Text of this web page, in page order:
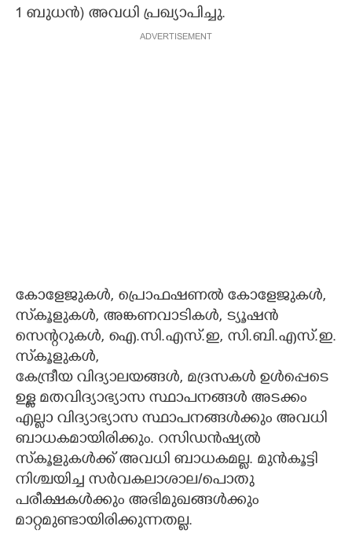
1 ബുധൻ) അവധി പ്രഖ്യാപിച്ചു.
ADVERTISEMENT
കോളേജുകൾ, പ്രൊഫഷണൽ കോളേജുകൾ,
സ്‌കൂളുകൾ, അങ്കണവാടികൾ, ട്യൂഷൻ
സെന്ററുകൾ, ഐ.സി.എസ്.ഇ, സി.ബി.എസ്.ഇ.
സ്‌കൂളുകൾ,
കേന്ദ്രീയ വിദ്യാലയങ്ങൾ, മദ്രസകൾ ഉൾപ്പെടെ
ഉള്ള മതവിദ്യാഭ്യാസ സ്ഥാപനങ്ങൾ അടക്കം
എല്ലാ വിദ്യാഭ്യാസ സ്ഥാപനങ്ങൾക്കും അവധി
ബാധകമായിരിക്കും. റസിഡൻഷ്യൽ
സ്‌കൂളുകൾക്ക് അവധി ബാധകമല്ല. മുൻകൂട്ടി
നിശ്ചയിച്ച സർവകലാശാല/പൊതു
പരീക്ഷകൾക്കും അഭിമുഖങ്ങൾക്കും
മാറ്റമുണ്ടായിരിക്കുന്നതല്ല.